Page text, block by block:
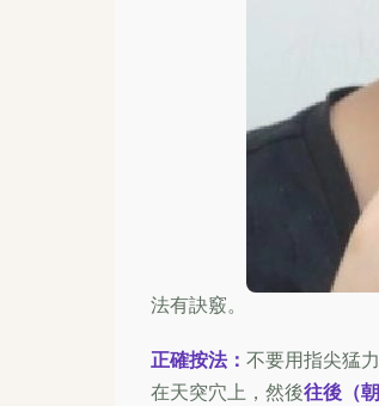
法有訣竅。
正確按法： 不要用指尖猛
在天突穴上，然後往後（